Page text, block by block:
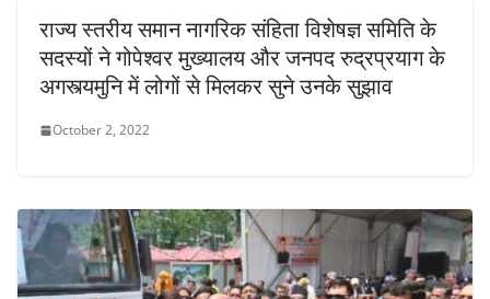
राज्य स्तरीय समान नागरिक संहिता विशेषज्ञ समिति के
सदस्यों ने गोपेश्वर मुख्यालय और जनपद रुद्रप्रयाग के
अगस्त्यमुनि में लोगों से मिलकर सुने उनके सुझाव
October 2, 2022